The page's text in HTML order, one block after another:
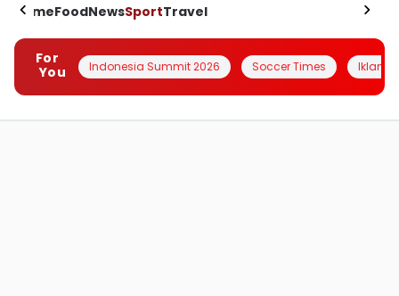
HomeFoodNewsSportTravel
For
You
Indonesia Summit 2026 Soccer Times Iklanin